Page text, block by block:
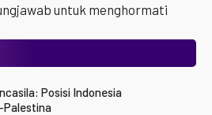
untuk menghormati
Posisi Indonesia
Palestina